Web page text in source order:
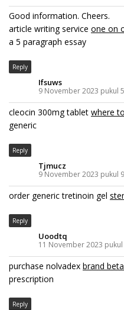
Good information. Cheers.
article writing service one on
a 5 paragraph essay
Reply
Ifsuws
9 November 2023 pukul
cleocin 300mg tablet where
generic
Reply
Tjmucz
9 November 2023 pukul
order generic tretinoin gel
Reply
Uoodtq
11 November 2023 pukul
purchase nolvadex brand
prescription
Reply